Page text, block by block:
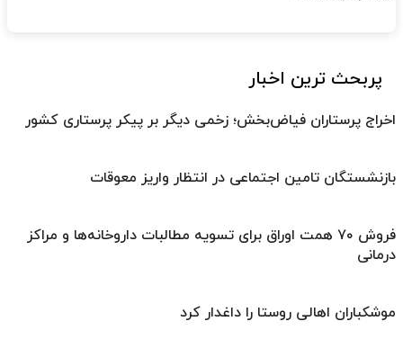
پربحث ترین اخبار
اخراج پرستاران فیاض‌بخش؛ زخمی دیگر بر پیکر پرستاری کشور
بازنشستگان تامین اجتماعی در انتظار واریز معوقات
فروش ۷۰ همت اوراق برای تسویه مطالبات داروخانه‌ها و مراکز
درمانی
موشکباران اهالی روستا را داغدار کرد